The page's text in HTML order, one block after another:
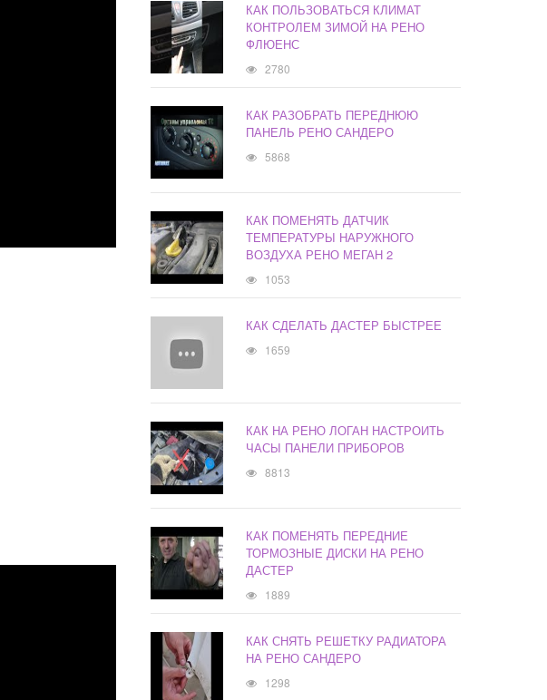
КАК ПОЛЬЗОВАТЬСЯ КЛИМАТ
КОНТРОЛЕМ ЗИМОЙ НА РЕНО
ФЛЮЕНС
2780
КАК РАЗОБРАТЬ ПЕРЕДНЮЮ
ПАНЕЛЬ РЕНО САНДЕРО
5868
КАК ПОМЕНЯТЬ ДАТЧИК
ТЕМПЕРАТУРЫ НАРУЖНОГО
ВОЗДУХА РЕНО МЕГАН 2
1053
КАК СДЕЛАТЬ ДАСТЕР БЫСТРЕЕ
1659
КАК НА РЕНО ЛОГАН НАСТРОИТЬ
ЧАСЫ ПАНЕЛИ ПРИБОРОВ
8813
КАК ПОМЕНЯТЬ ПЕРЕДНИЕ
ТОРМОЗНЫЕ ДИСКИ НА РЕНО
ДАСТЕР
1889
КАК СНЯТЬ РЕШЕТКУ РАДИАТОРА
НА РЕНО САНДЕРО
1298